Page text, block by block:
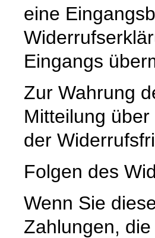
eine
Eingangs
Zur Wahrung
Mitteilung
der
Folgen des
Wenn Sie
Zahlungen,